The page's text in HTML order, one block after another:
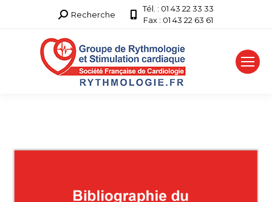
Recherche
Recherche
Tél. : 01 43 22 33 33
Fax : 01 43 22 63 61